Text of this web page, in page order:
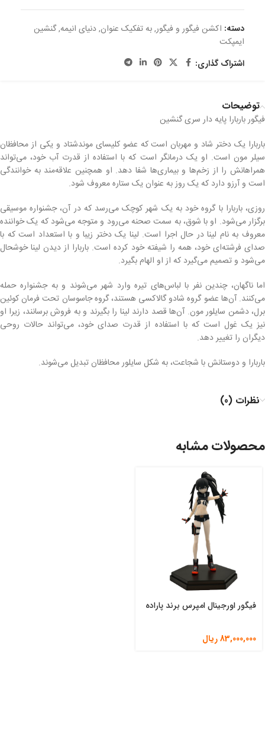
دسته: اکشن فیگور و فیگور,به تفکیک عنوان,دنیای انیمه,گنشین
ایمپکت
اشتراک گذاری:
توضیحات
فیگور باربارا پایه دار سری گنشین
باربارا یک دختر شاد و مهربان است که عضو کلیسای موندشتاد و یکی از محافظان
سیلر مون است. او یک درمانگر است که با استفاده از قدرت آب خود، می‌تواند
همراهانش را از زخم‌ها و بیماری‌ها شفا دهد. او همچنین علاقه‌مند به خوانندگی
است و آرزو دارد که یک روز به عنوان یک ستاره معروف شود.
روزی، باربارا با گروه خود به یک شهر کوچک می‌رسد که در آن، جشنواره موسیقی
برگزار می‌شود. او با شوق، به سمت صحنه می‌رود و متوجه می‌شود که یک خواننده
معروف به نام لینا در حال اجرا است. لینا یک دختر زیبا و با استعداد است که با
صدای فرشته‌ای خود، همه را شیفته خود کرده است. باربارا از دیدن لینا خوشحال
می‌شود و تصمیم می‌گیرد که از او الهام بگیرد.
اما ناگهان، چندین نفر با لباس‌های تیره وارد شهر می‌شوند و به جشنواره حمله
می‌کنند. آن‌ها عضو گروه شادو گالاکسی هستند، گروه جاسوسان تحت فرمان کوئین
برل، دشمن سایلور مون. آن‌ها قصد دارند لینا را بگیرند و به فروش برسانند، زیرا او
نیز یک غول است که با استفاده از قدرت صدای خود، می‌تواند حالات روحی
دیگران را تغییر دهد.
باربارا و دوستانش با شجاعت، به شکل سایلور محافظان تبدیل می‌شوند.
نظرات (0)
محصولات مشابه
فیگور اورجینال امپرس برند پاراده
83,000,000ریال